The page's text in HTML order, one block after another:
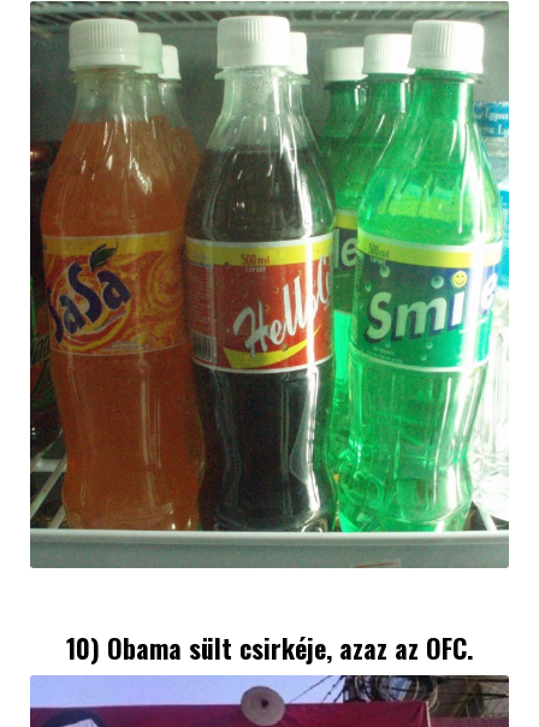
10) Obama sült csirkéje, azaz az OFC.